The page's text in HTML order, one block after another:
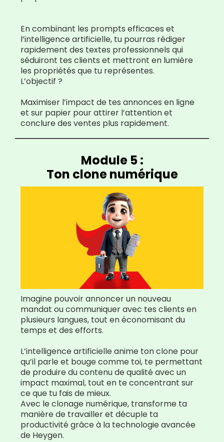
En combinant les prompts efficaces et
l’intelligence artificielle, tu pourras rédiger
rapidement des textes professionnels qui
séduiront tes clients et mettront en lumière
les propriétés que tu représentes.
L’objectif ?
Maximiser l’impact de tes annonces en ligne
et sur papier pour attirer l’attention et
conclure des ventes plus rapidement.
Module 5 :
Ton clone numérique
Imagine pouvoir annoncer un nouveau
mandat ou communiquer avec tes clients en
plusieurs langues, tout en économisant du
temps et des efforts.
L’intelligence artificielle anime ton clone pour
qu’il parle et bouge comme toi, te permettant
de produire du contenu de qualité avec un
impact maximal, tout en te concentrant sur
ce que tu fais de mieux.
Avec le clonage numérique, transforme ta
manière de travailler et décuple ta
productivité grâce à la technologie avancée
de Heygen.